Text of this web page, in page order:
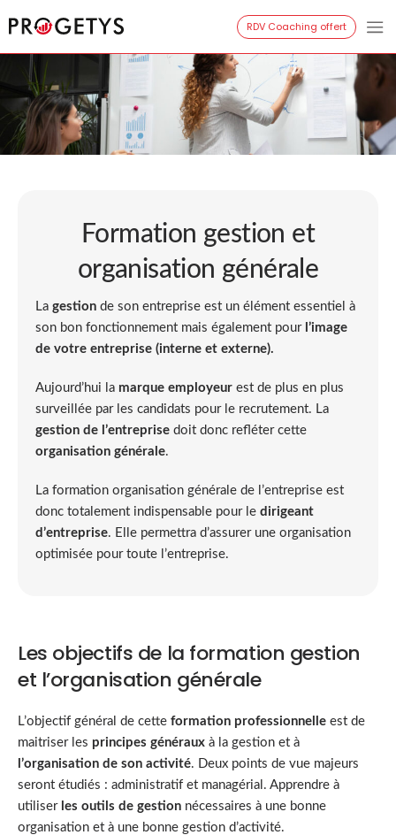
au
contenu
RDV Coaching offert
Formation gestion et
organisation générale
La gestion de son entreprise est un élément essentiel à
son bon fonctionnement mais également pour l’image
de votre entreprise (interne et externe).
Aujourd’hui la marque employeur est de plus en plus
surveillée par les candidats pour le recrutement. La
gestion de l’entreprise doit donc refléter cette
organisation générale.
La formation organisation générale de l’entreprise est
donc totalement indispensable pour le dirigeant
d’entreprise. Elle permettra d’assurer une organisation
optimisée pour toute l’entreprise.
Les objectifs de la formation gestion
et l’organisation générale
L’objectif général de cette formation professionnelle est de
maitriser les principes généraux à la gestion et à
l’organisation de son activité. Deux points de vue majeurs
seront étudiés : administratif et managérial. Apprendre à
utiliser les outils de gestion nécessaires à une bonne
organisation et à une bonne gestion d’activité.